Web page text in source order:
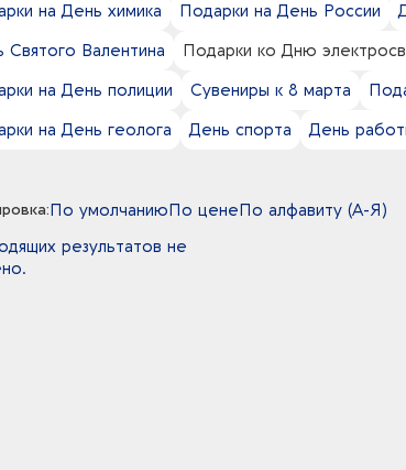
на День химика
Подарки на День России
Святого Валентина
Подарки ко Дню
на День полиции
Сувениры к 8 марта
на День геолога
День спорта День
По умолчаниюПо ценеПо алфавиту (А-Я)
результатов не